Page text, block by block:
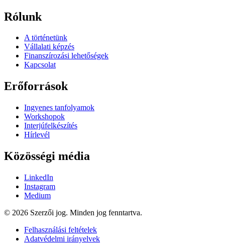
Rólunk
A történetünk
Vállalati képzés
Finanszírozási lehetőségek
Kapcsolat
Erőforrások
Ingyenes tanfolyamok
Workshopok
Interjúfelkészítés
Hírlevél
Közösségi média
LinkedIn
Instagram
Medium
© 2026 Szerzői jog. Minden jog fenntartva.
Felhasználási feltételek
Adatvédelmi irányelvek